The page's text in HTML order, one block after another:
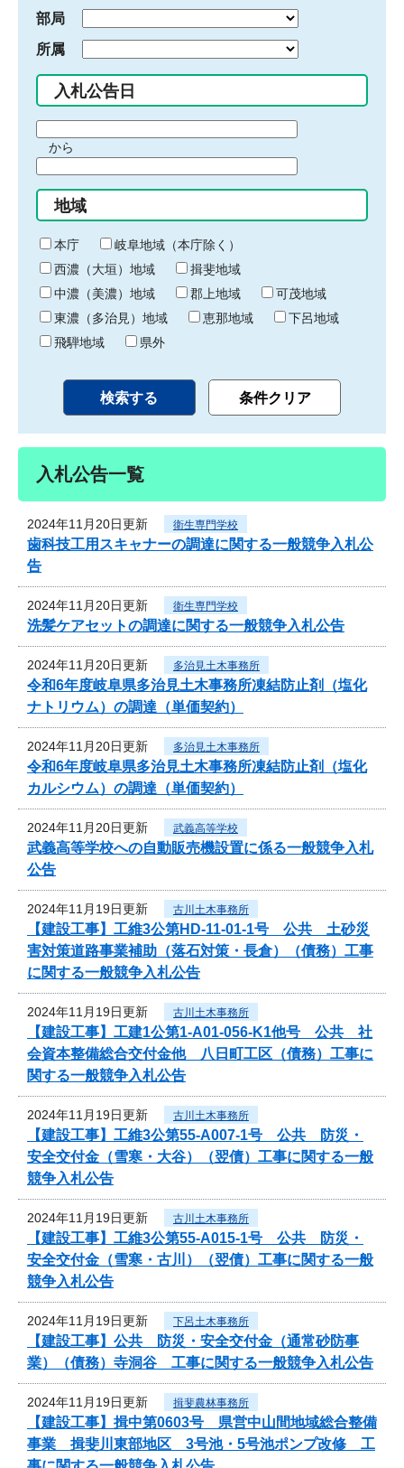
部局
所属
入札公告日
間
始
り
から
間
終
わ
り
地域
本庁
岐阜地域（本庁除く）
西濃（大垣）地域
揖斐地域
中濃（美濃）地域
郡上地域
可茂地域
東濃（多治見）地域
恵那地域
下呂地域
飛騨地域
県外
入札公告一覧
2024年11月20日更新 衛生専門学校
歯科技工用スキャナーの調達に関する一般競争入札公
告
2024年11月20日更新 衛生専門学校
洗髪ケアセットの調達に関する一般競争入札公告
2024年11月20日更新 多治見土木事務所
令和6年度岐阜県多治見土木事務所凍結防止剤（塩化
ナトリウム）の調達（単価契約）
2024年11月20日更新 多治見土木事務所
令和6年度岐阜県多治見土木事務所凍結防止剤（塩化
カルシウム）の調達（単価契約）
2024年11月20日更新 武義高等学校
武義高等学校への自動販売機設置に係る一般競争入札
公告
2024年11月19日更新 古川土木事務所
【建設工事】工維3公第HD-11-01-1号 公共 土砂災
害対策道路事業補助（落石対策・長倉）（債務）工事
に関する一般競争入札公告
2024年11月19日更新 古川土木事務所
【建設工事】工建1公第1-A01-056-K1他号 公共 社
会資本整備総合交付金他 八日町工区（債務）工事に
関する一般競争入札公告
2024年11月19日更新 古川土木事務所
【建設工事】工維3公第55-A007-1号 公共 防災・
安全交付金（雪寒・大谷）（翌債）工事に関する一般
競争入札公告
2024年11月19日更新 古川土木事務所
【建設工事】工維3公第55-A015-1号 公共 防災・
安全交付金（雪寒・古川）（翌債）工事に関する一般
競争入札公告
2024年11月19日更新 下呂土木事務所
【建設工事】公共 防災・安全交付金（通常砂防事
業）（債務）寺洞谷 工事に関する一般競争入札公告
2024年11月19日更新 揖斐農林事務所
【建設工事】揖中第0603号 県営中山間地域総合整備
事業 揖斐川東部地区 3号池・5号池ポンプ改修 工